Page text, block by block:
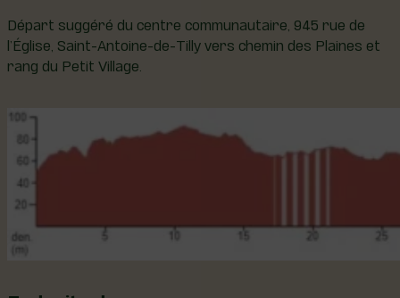
Départ suggéré du centre communautaire, 945 rue de
l’Église, Saint-Antoine-de-Tilly vers chemin des Plaines et
rang du Petit Village.